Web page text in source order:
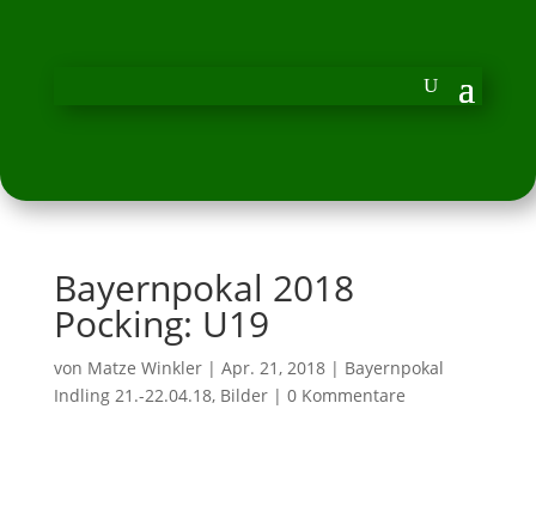
Bayernpokal 2018
Pocking: U19
von Matze Winkler| Apr. 21, 2018| Bayernpokal
Indling 21.-22.04.18, Bilder| 0 Kommentare